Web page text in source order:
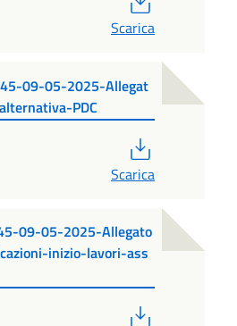
Scarica
09-05-2025-Allegat
PDC
Scarica
09-05-2025-Allegato
inizio-lavori-ass